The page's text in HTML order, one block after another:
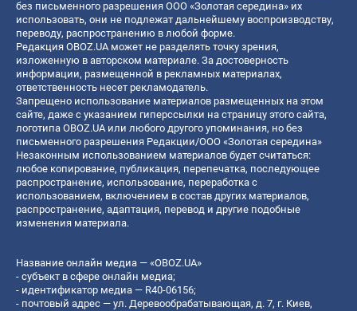
без письменного разрешения ООО «Золотая середина» их
использовать, они не подлежат дальнейшему воспроизводству,
переводу, распространению в любой форме.
Редакция OBOZ.UA может не разделять точку зрения,
изложенную в авторском материале. За достоверность
информации, размещенной в рекламных материалах,
ответственность несет рекламодатель.
Запрещено использование материалов размещенных на этом
сайте, даже с указанием гиперссылки на страницу этого сайта,
логотипа OBOZ.UA или любого другого упоминания, но без
письменного разрешения Редакции/ООО «Золотая середина»
Незаконным использованием материалов будет считаться:
любое копирование, публикация, перепечатка, последующее
распространение, использование, переработка с
использованием, включением в состав других материалов,
распространение, адаптация, перевод и другие подобные
изменения материала.
Название онлайн медиа — «OBOZ.UA»
- субъект в сфере онлайн медиа;
- идентификатор медиа — R40-06156;
- почтовый адрес — ул. Деревообрабатывающая, д. 7, г. Киев,